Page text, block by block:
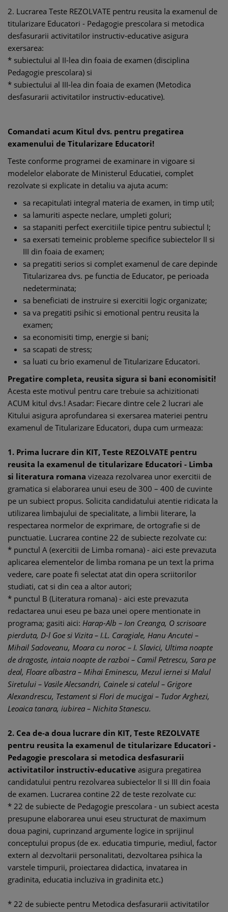
2. Lucrarea Teste REZOLVATE pentru reusita la examenul de
titularizare Educatori - Pedagogie prescolara si metodica
desfasurarii activitatilor instructiv-educative asigura
exersarea:
* subiectului al II-lea din foaia de examen (disciplina
Pedagogie prescolara) si
* subiectului al III-lea din foaia de examen (Metodica
desfasurarii activitatilor instructiv-educative).
Comandati acum Kitul dvs. pentru pregatirea
examenului de Titularizare Educatori!
Teste conforme programei de examinare in vigoare si
modelelor elaborate de Ministerul Educatiei, complet
rezolvate si explicate in detaliu va ajuta acum:
sa recapitulati integral materia de examen, in timp util;
sa lamuriti aspecte neclare, umpleti goluri;
sa stapaniti perfect exercitiile tipice pentru subiectul I;
sa exersati temeinic probleme specifice subiectelor II si
III din foaia de examen;
sa pregatiti serios si complet examenul de care depinde
Titularizarea dvs. pe functia de Educator, pe perioada
nedeterminata;
sa beneficiati de instruire si exercitii logic organizate;
sa va pregatiti psihic si emotional pentru reusita la
examen;
sa economisiti timp, energie si bani;
sa scapati de stress;
sa luati cu brio examenul de Titularizare Educatori.
Pregatire completa, reusita sigura si bani economisiti!
Acesta este motivul pentru care trebuie sa achizitionati
ACUM kitul dvs.! Asadar: Fiecare dintre cele 2 lucrari ale
Kitului asigura aprofundarea si exersarea materiei pentru
examenul de Titularizare Educatori, dupa cum urmeaza:
1. Prima lucrare din KIT, Teste REZOLVATE pentru
reusita la examenul de titularizare Educatori - Limba
si literatura romana vizeaza rezolvarea unor exercitii de
gramatica si elaborarea unui eseu de 300 – 400 de cuvinte
pe un subiect propus. Solicita candidatului atentie ridicata la
utilizarea limbajului de specialitate, a limbii literare, la
respectarea normelor de exprimare, de ortografie si de
punctuatie. Lucrarea contine 22 de subiecte rezolvate cu:
* punctul A (exercitii de Limba romana) - aici este prevazuta
aplicarea elementelor de limba romana pe un text la prima
vedere, care poate fi selectat atat din opera scriitorilor
studiati, cat si din cea a altor autori;
* punctul B (Literatura romana) - aici este prevazuta
redactarea unui eseu pe baza unei opere mentionate in
programa; gasiti aici: Harap-Alb – Ion Creanga, O scrisoare
pierduta, D-l Goe si Vizita – I.L. Caragiale, Hanu Ancutei –
Mihail Sadoveanu, Moara cu noroc – I. Slavici, Ultima noapte
de dragoste, intaia noapte de razboi – Camil Petrescu, Sara pe
deal, Floare albastra – Mihai Eminescu, Mezul iernei si Malul
Siretului – Vasile Alecsandri, Cainele si catelul – Grigore
Alexandrescu, Testament si Flori de mucigai – Tudor Arghezi,
Leoaica tanara, iubirea – Nichita Stanescu.
2. Cea de-a doua lucrare din KIT, Teste REZOLVATE
pentru reusita la examenul de titularizare Educatori -
Pedagogie prescolara si metodica desfasurarii
activitatilor instructiv-educative asigura pregatirea
candidatului pentru rezolvarea subiectelor II si III din foaia
de examen. Lucrarea contine 22 de teste rezolvate cu:
* 22 de subiecte de Pedagogie prescolara - un subiect acesta
presupune elaborarea unui eseu structurat de maximum
doua pagini, cuprinzand argumente logice in sprijinul
conceptului propus (de ex. educatia timpurie, mediul, factor
extern al dezvoltarii personalitati, dezvoltarea psihica la
varstele timpurii, proiectarea didactica, invatarea in
gradinita, educatia incluziva in gradinita etc.)
* 22 de subiecte pentru Metodica desfasurarii activitatilor